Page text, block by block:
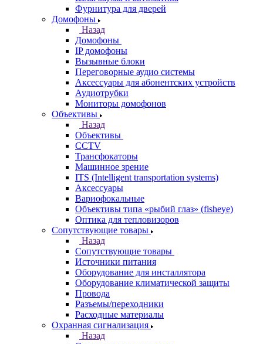
Фурнитура для дверей
Домофоны
Назад
Домофоны
IP домофоны
Вызывные блоки
Переговорные аудио системы
Аксессуары для абонентских устройств
Аудиотрубки
Мониторы домофонов
Объективы
Назад
Объективы
CCTV
Трансфокаторы
Машинное зрение
ITS (Intelligent transportation systems)
Аксессуары
Вариофокальные
Объективы типа «рыбий глаз» (fisheye)
Оптика для тепловизоров
Сопутствующие товары
Назад
Сопутствующие товары
Источники питания
Оборудование для инсталлятора
Оборудование климатической защиты
Провода
Разъемы/переходники
Расходные материалы
Охранная сигнализация
Назад